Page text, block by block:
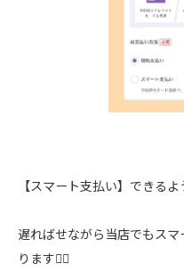
【スマート支払い】できる
遅ればせながら当店でもス
ります🙇‍♀️